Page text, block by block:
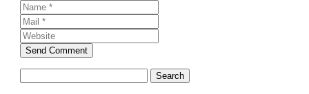
Send Comment
Search